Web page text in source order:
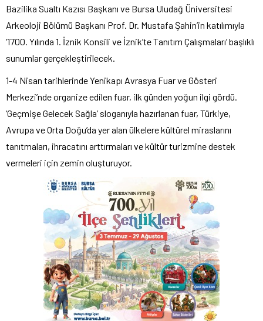
Bazilika Sualtı Kazısı Başkanı ve Bursa Uludağ Üniversitesi
Arkeoloji Bölümü Başkanı Prof. Dr. Mustafa Şahin’in katılımıyla
‘1700. Yılında 1. İznik Konsili ve İznik’te Tanıtım Çalışmaları’ başlıklı
sunumlar gerçekleştirilecek.
1-4 Nisan tarihlerinde Yenikapı Avrasya Fuar ve Gösteri
Merkezi’nde organize edilen fuar, ilk günden yoğun ilgi gördü.
‘Geçmişe Gelecek Sağla’ sloganıyla hazırlanan fuar, Türkiye,
Avrupa ve Orta Doğu’da yer alan ülkelere kültürel miraslarını
tanıtmaları, ihracatını arttırmaları ve kültür turizmine destek
vermeleri için zemin oluşturuyor.